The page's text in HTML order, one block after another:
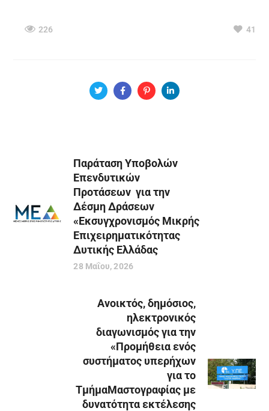
226 41
Παράταση Υποβολών
Επενδυτικών
Προτάσεων για την
Δέσμη Δράσεων
«Εκσυγχρονισμός Μικρής
Επιχειρηματικότητας
Δυτικής Ελλάδας
28 Μαΐου, 2026
Ανοικτός, δημόσιος,
ηλεκτρονικός
διαγωνισμός για την
«Προμήθεια ενός
συστήματος υπερήχων
για το
ΤμήμαΜαστογραφίας με
δυνατότητα εκτέλεσης